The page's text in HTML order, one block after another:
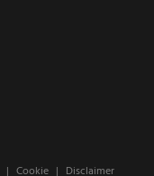
Cookie Disclaimer